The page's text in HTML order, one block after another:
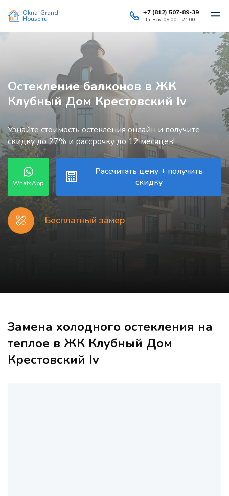
Okna-Grand
House.ru
+7 (812) 507-89-39
Пн-Вск: 09:00 - 21:00
Остекление балконов в ЖК
Клубный Дом Крестовский Iv
Узнайте стоимость остекления онлайн и получите
скидку до 27% и рассрочку до 12 месяцев!
WhatsApp
Рассчитать цену + получить
скидку
Бесплатный замер
Замена холодного остекления на
теплое в ЖК Клубный Дом
Крестовский Iv